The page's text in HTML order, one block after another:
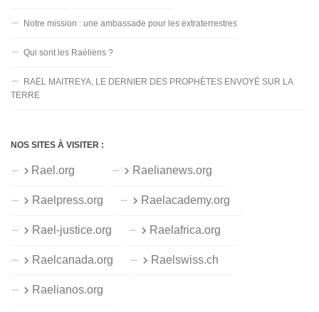
Notre mission : une ambassade pour les extraterrestres
Qui sont les Raéliens ?
RAËL MAITREYA, LE DERNIER DES PROPHÈTES ENVOYÉ SUR LA
TERRE
NOS SITES À VISITER :
Rael.org Raelianews.org
Raelpress.org Raelacademy.org
Rael-justice.org Raelafrica.org
Raelcanada.org Raelswiss.ch
Raelianos.org